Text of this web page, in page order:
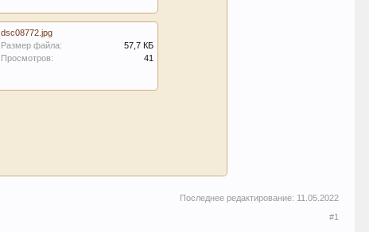
dsc08772.jpg
Размер файла:
57,7 КБ
Просмотров:
41
Последнее редактирование: 11.05.2022
#1